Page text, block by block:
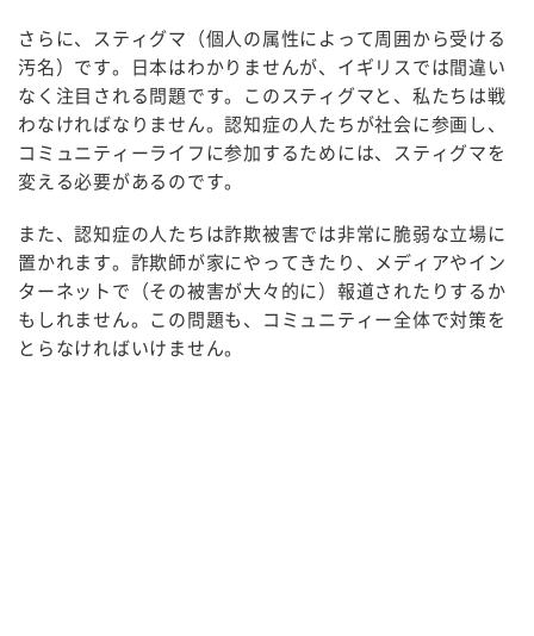
さらに、スティグマ（個人の属性によって周囲から受ける
汚名）です。日本はわかりませんが、イギリスでは間違い
なく注目される問題です。このスティグマと、私たちは戦
わなければなりません。認知症の人たちが社会に参画し、
コミュニティーライフに参加するためには、スティグマを
変える必要があるのです。
また、認知症の人たちは詐欺被害では非常に脆弱な立場に
置かれます。詐欺師が家にやってきたり、メディアやイン
ターネットで（その被害が大々的に）報道されたりするか
もしれません。この問題も、コミュニティー全体で対策を
とらなければいけません。